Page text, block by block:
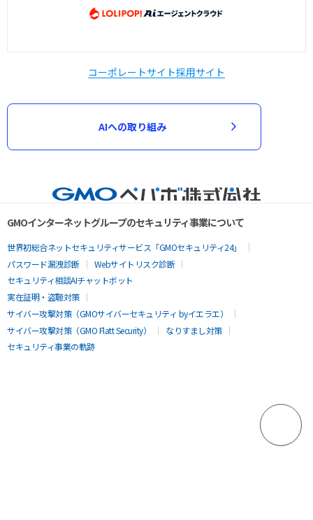
コーポレートサイト採用サイト
AIへの取り組み
GMOインターネットグループのセキュリティ事業について
世界初総合ネットセキュリティサービス「GMOセキュリティ24」
パスワード漏洩診断
Webサイトリスク診断
セキュリティ相談AIチャットボット
実在証明・盗聴対策
サイバー攻撃対策（GMOサイバーセキュリティ byイエラエ）
サイバー攻撃対策（GMO Flatt Security）
なりすまし対策
セキュリティ事業の軌跡